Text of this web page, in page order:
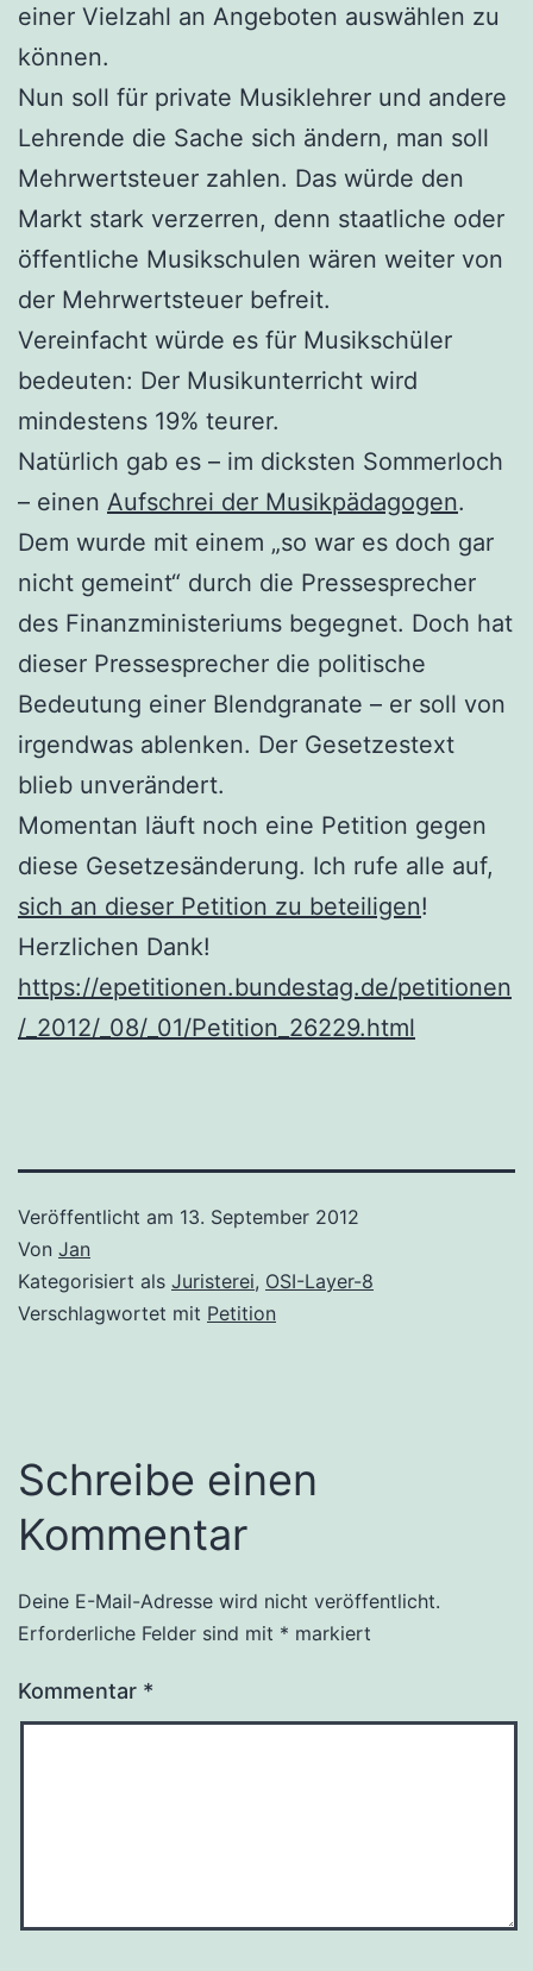
einer Vielzahl an Angeboten auswählen zu
können.
Nun soll für private Musiklehrer und andere
Lehrende die Sache sich ändern, man soll
Mehrwertsteuer zahlen. Das würde den
Markt stark verzerren, denn staatliche oder
öffentliche Musikschulen wären weiter von
der Mehrwertsteuer befreit.
Vereinfacht würde es für Musikschüler
bedeuten: Der Musikunterricht wird
mindestens 19% teurer.
Natürlich gab es – im dicksten Sommerloch
– einen Aufschrei der Musikpädagogen.
Dem wurde mit einem „so war es doch gar
nicht gemeint“ durch die Pressesprecher
des Finanzministeriums begegnet. Doch hat
dieser Pressesprecher die politische
Bedeutung einer Blendgranate – er soll von
irgendwas ablenken. Der Gesetzestext
blieb unverändert.
Momentan läuft noch eine Petition gegen
diese Gesetzesänderung. Ich rufe alle auf,
sich an dieser Petition zu beteiligen!
Herzlichen Dank!
https://epetitionen.bundestag.de/petitionen
/_2012/_08/_01/Petition_26229.html
Veröffentlicht am 13. September 2012
Von Jan
Kategorisiert als Juristerei, OSI-Layer-8
Verschlagwortet mit Petition
Schreibe einen
Kommentar
Deine E-Mail-Adresse wird nicht veröffentlicht.
Erforderliche Felder sind mit * markiert
Kommentar *